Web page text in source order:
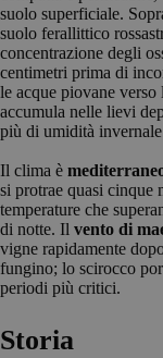
suolo superficiale.
suolo ferallittico
concentrazione degli
centimetri prima di
le acque piovane
accumula nelle lievi
più di umidità
Il clima è
si protrae quasi cinque
temperature che
di notte. Il vento di
vigne rapidamente
fungino; lo scirocco
periodi più critici.
Storia